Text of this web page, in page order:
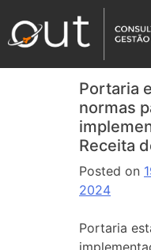
Portaria
normas
Receita
Posted on
2024
Portaria